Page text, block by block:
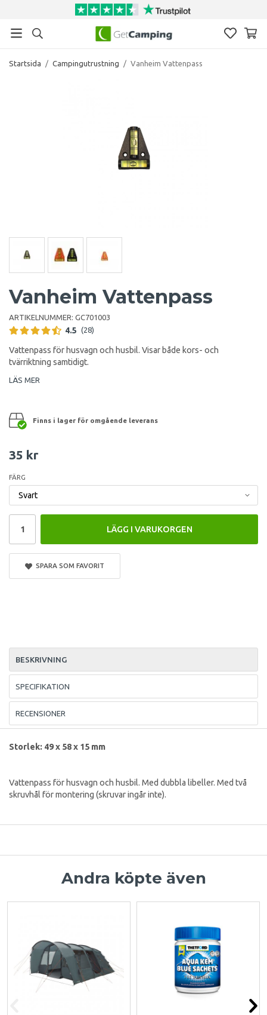
Startsida / Campingutrustning / Vanheim Vattenpass
Vanheim Vattenpass
ARTIKELNUMMER: GC701003
4.5 (28)
Vattenpass för husvagn och husbil. Visar både kors- och
tvärriktning samtidigt.
LÄS MER
Finns i lager för omgående leverans
35 kr
FÄRG
LÄGG I VARUKORGEN
SPARA SOM FAVORIT
BESKRIVNING
SPECIFIKATION
RECENSIONER
Storlek: 49 x 58 x 15 mm
Vattenpass för husvagn och husbil. Med dubbla libeller. Med två
skruvhål för montering (skruvar ingår inte).
Andra köpte även